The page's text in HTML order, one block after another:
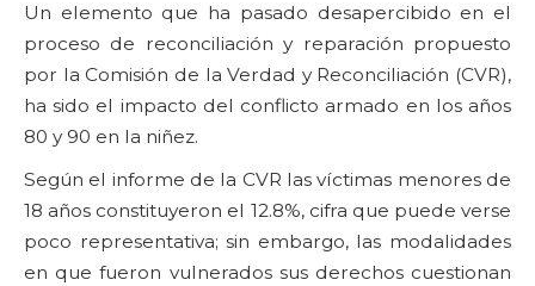
Un elemento que ha pasado desapercibido en el
proceso de reconciliación y reparación propuesto
por la Comisión de la Verdad y Reconciliación (CVR),
ha sido el impacto del conflicto armado en los años
80 y 90 en la niñez.
Según el informe de la CVR las víctimas menores de
18 años constituyeron el 12.8%, cifra que puede verse
poco representativa; sin embargo, las modalidades
en que fueron vulnerados sus derechos cuestionan